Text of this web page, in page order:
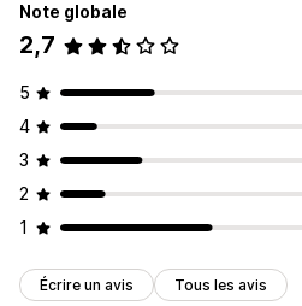
Note globale
2,7
5
4
3
2
1
Écrire un avis Tous les avis